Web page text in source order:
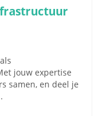
jouw expertise
samen, en deel je